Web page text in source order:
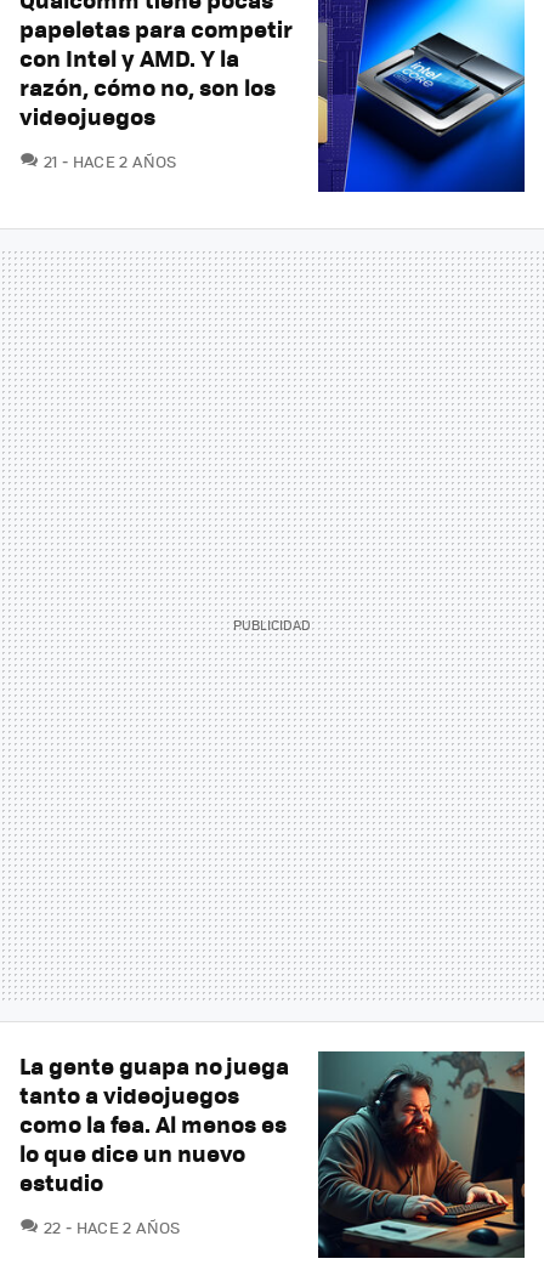
papeletas para competir
con Intel y AMD. Y la
razón, cómo no, son los
videojuegos
21 COMENTARIOS
HACE 2 AÑOS
La gente guapa no juega
tanto a videojuegos
como la fea. Al menos es
lo que dice un nuevo
estudio
22 COMENTARIOS
HACE 2 AÑOS